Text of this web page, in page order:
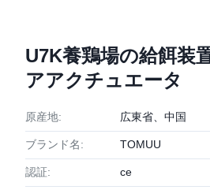
U7K養鶏場の給餌装
アアクチュエータ
原産地: 広東省、中国
ブランド名: TOMUU
認証: ce